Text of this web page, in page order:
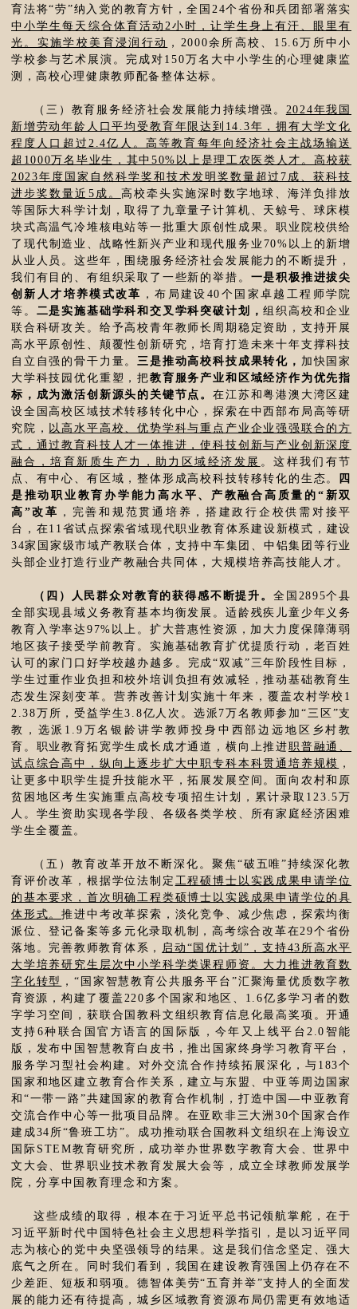
育法将“劳”纳入党的教育方针，全国24个省份和兵团部署落实
中小学生每天综合体育活动2小时，让学生身上有汗、眼里有
光。实施学校美育浸润行动 ，2000余所高校、15.6万所中小
学校参与艺术展演。完成对150万名大中小学生的心理健康监
测，高校心理健康教师配备整体达标。
（三）教育服务经济社会发展能力持续增强。 2024年我国
新增劳动年龄人口平均受教育年限达到14.3年，拥有大学文化
程度人口超过2.4亿人。高等教育每年向经济社会主战场输送
超1000万名毕业生，其中50%以上是理工农医类人才。高校获
2023年度国家自然科学奖和技术发明奖数量超过7成、获科技
进步奖数量近5成。 高校牵头实施深时数字地球、海洋负排放
等国际大科学计划，取得了九章量子计算机、天鲸号、球床模
块式高温气冷堆核电站等一批重大原创性成果。职业院校供给
了现代制造业、战略性新兴产业和现代服务业70%以上的新增
从业人员。这些年，围绕服务经济社会发展能力的不断提升，
我们有目的、有组织采取了一些新的举措。 一是积极推进拔尖
创新人才培养模式改革 ，布局建设40个国家卓越工程师学院
等。 二是实施基础学科和交叉学科突破计划，组织高校和企业
联合科研攻关。给予高校青年教师长周期稳定资助，支持开展
高水平原创性、颠覆性创新研究，培育打造未来十年支撑科技
自立自强的骨干力量。三是推动高校科技成果转化， 加快国家
大学科技园优化重塑，把教育服务产业和区域经济作为优先指
标，成为激活创新源头的关键节点。在江苏和粤港澳大湾区建
设全国高校区域技术转移转化中心，探索在中西部布局高等研
究院， 以高水平高校、优势学科与重点产业企业强强联合的方
式，通过教育科技人才一体推进，使科技创新与产业创新深度
融合，培育新质生产力，助力区域经济发展 。这样我们有节
点、有中心、有区域，整体形成高校科技转移转化的生态。
四
是推动职业教育办学能力高水平、产教融合高质量的“新双
高”改革 ，完善和规范贯通培养，搭建政行企校供需对接平
台，在11省试点探索省域现代职业教育体系建设新模式，建设
34家国家级市域产教联合体，支持中车集团、中铝集团等行业
头部企业打造行业产教融合共同体，大规模培养高技能人才。
（四）人民群众对教育的获得感不断提升。 全国2895个县
全部实现县域义务教育基本均衡发展。适龄残疾儿童少年义务
教育入学率达97%以上。扩大普惠性资源，加大力度保障薄弱
地区孩子接受学前教育。实施基础教育扩优提质行动，老百姓
认可的家门口好学校越办越多。完成“双减”三年阶段性目标，
学生过重作业负担和校外培训负担有效减轻，推动基础教育生
态发生深刻变革。营养改善计划实施十年来，覆盖农村学校1
2.38万所，受益学生3.8亿人次。选派7万名教师参加“三区”支
教，选派1.9万名银龄讲学教师投身中西部边远地区乡村教
育。职业教育拓宽学生成长成才通道，横向上推进职普融通、
试点综合高中，纵向上逐步扩大中职专科本科贯通培养规模 ，
让更多中职学生提升技能水平，拓展发展空间。面向农村和原
贫困地区考生实施重点高校专项招生计划，累计录取123.5万
人。学生资助实现各学段、各级各类学校、所有家庭经济困难
学生全覆盖。
（五）教育改革开放不断深化。聚焦“破五唯”持续深化教
育评价改革，根据学位法制定 工程硕博士以实践成果申请学位
的基本要求，首次明确工程类硕博士以实践成果申请学位的具
体形式。推进中考改革探索，淡化竞争、减少焦虑，探索均衡
派位、登记备案等多元化录取机制，高考综合改革在29个省份
落地。完善教师教育体系，
启动“国优计划”，支持43所高水平
大学培养研究生层次中小学科学类课程师资。大力推进教育数
字化转型 ，“国家智慧教育公共服务平台”汇聚海量优质数字教
育资源，构建了覆盖220多个国家和地区、1.6亿多学习者的数
字学习空间，获联合国教科文组织教育信息化最高奖项。开通
支持6种联合国官方语言的国际版，今年又上线平台2.0智能
版，发布中国智慧教育白皮书，推出国家终身学习教育平台，
服务学习型社会构建。对外交流合作持续拓展深化，与183个
国家和地区建立教育合作关系，建立与东盟、中亚等周边国家
和“一带一路”共建国家的教育合作机制，打造中国—中亚教育
交流合作中心等一批项目品牌。在亚欧非三大洲30个国家合作
建成34所“鲁班工坊”。成功推动联合国教科文组织在上海设立
国际STEM教育研究所，成功举办世界数字教育大会、世界中
文大会、世界职业技术教育发展大会等，成立全球教师发展学
院，分享中国教育理念和方案。
这些成绩的取得，根本在于习近平总书记领航掌舵，在于
习近平新时代中国特色社会主义思想科学指引，是以习近平同
志为核心的党中央坚强领导的结果。这是我们信念坚定、强大
底气之所在。同时我们看到，我国在建设教育强国上仍存在不
少差距、短板和弱项。德智体美劳“五育并举”支持人的全面发
展的能力还有待提高，城乡区域教育资源布局仍需更有效地适